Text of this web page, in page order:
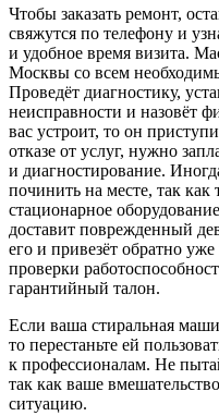
Чтобы заказать ремонт,
свяжутся по телефону и
и удобное время визита.
Москвы со всем
Проведёт диагностику,
неисправности и назовёт
вас устроит, то он
отказе от услуг, нужно
и диагностирование.
починить на месте, так как
стационарное
доставит поврежденный
его и привезёт обратно
проверки
гарантийный талон.
Если ваша стиральная
то перестаньте ей
к профессионалам. Не
так как ваше
ситуацию.